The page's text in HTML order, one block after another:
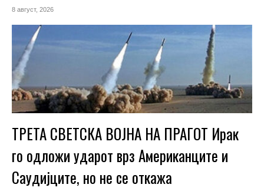
8 август, 2026
ТРЕТА СВЕТСКА ВОЈНА НА ПРАГОТ Ирак
го одложи ударот врз Американците и
Саудијците, но не се откажа